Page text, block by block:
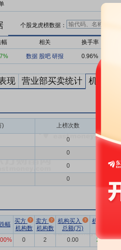
个股龙虎榜数据：
幅 相关 换手率
数据 股吧 研报 0.96%
现 营业部买卖统计 机构买
) 上榜次数
0
0
0
0
幅
买方
机构数
卖方
机构数
机构买入
总额(万)
机构卖出
0 2 0.00 2589.22